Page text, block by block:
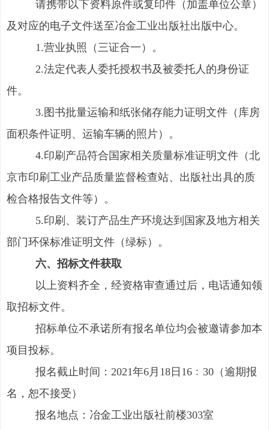
请携带以下资料原件或复印件（加盖单位公章）
及对应的电子文件送至冶金工业出版社出版中心。
1.营业执照（三证合一）。
2.法定代表人委托授权书及被委托人的身份证
件。
3.图书批量运输和纸张储存能力证明文件（库房
面积条件证明、运输车辆的照片）。
4.印刷产品符合国家相关质量标准证明文件（北
京市印刷工业产品质量监督检查站、出版社出具的质
检合格报告文件等）。
5.印刷、装订产品生产环境达到国家及地方相关
部门环保标准证明文件（绿标）。
六、招标文件获取
以上资料齐全，经资格审查通过后，电话通知领
取招标文件。
招标单位不承诺所有报名单位均会被邀请参加本
项目投标。
报名截止时间：2021年6月18日16﹕30（逾期报
名，恕不接受）
报名地点：冶金工业出版社前楼303室